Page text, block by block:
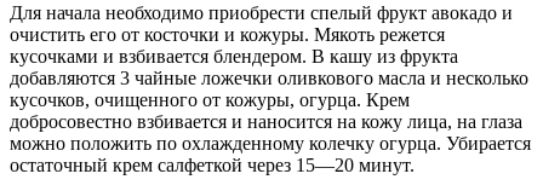
Для начала необходимо приобрести спелый фрукт авокадо и
очистить его от косточки и кожуры. Мякоть режется
кусочками и взбивается блендером. В кашу из фрукта
добавляются 3 чайные ложечки оливкового масла и несколько
кусочков, очищенного от кожуры, огурца. Крем
добросовестно взбивается и наносится на кожу лица, на глаза
можно положить по охлажденному колечку огурца. Убирается
остаточный крем салфеткой через 15—20 минут.